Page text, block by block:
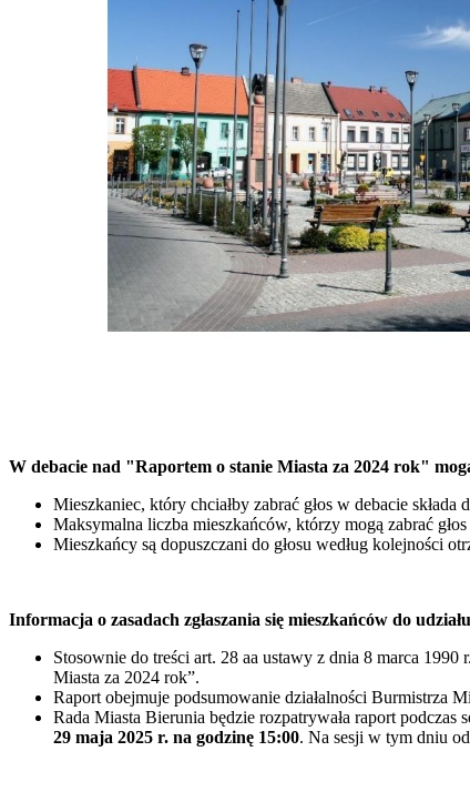
W debacie nad "Raportem o stanie Miasta za 2024 rok"
Mieszkaniec, który chciałby zabrać głos w debacie
Maksymalna liczba mieszkańców, którzy mogą zabrać
Mieszkańcy są dopuszczani do głosu według kolejności
Informacja o zasadach zgłaszania się mieszkańców do
Stosownie do treści art. 28 aa ustawy z dnia 8 marca
Miasta za 2024 rok”.
Raport obejmuje podsumowanie działalności Burmistrza
Rada Miasta Bierunia będzie rozpatrywała raport
29 maja 2025 r. na godzinę 15:00. Na sesji w tym dniu